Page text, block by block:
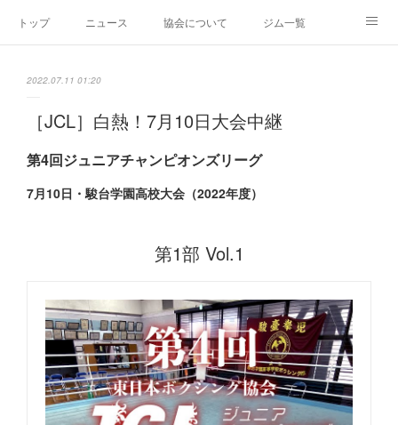
トップ ニュース 協会について ジム一覧
2022.07.11 01:20
［JCL］白熱！7月10日大会中継
第4回ジュニアチャンピオンズリーグ
7月10日・駿台学園高校大会（2022年度）
第1部 Vol.1